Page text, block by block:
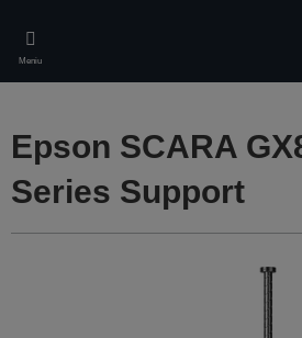
main
content
Meniu
Epson SCARA
Series Support